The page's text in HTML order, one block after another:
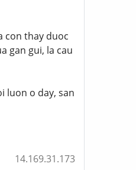
con thay duoc
gan gui, la cau
luon o day, san
14.169.31.173